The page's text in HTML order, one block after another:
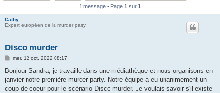
1 message • Page 1 sur 1
Cathy
Expert européen de la murder party
Disco murder
M
s
a
g
mer. 12 oct. 2022 08:17
Bonjour Sandra, je travaille dans une médiathèque et nous organisons en
janvier notre première murder party. Notre équipe a eu unanimement un
coup de coeur pour le scénario Disco murder. Je voulais savoir s'il existe